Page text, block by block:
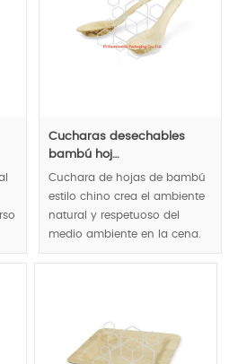
Cucharas desechables
bambú hoj…
Cuchara de hojas de bambú
estilo chino crea el ambiente
natural y respetuoso del
medio ambiente en la cena.
100% biodegradable y